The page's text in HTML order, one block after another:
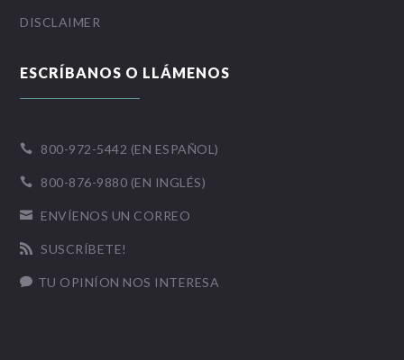
DISCLAIMER
ESCRÍBANOS O LLÁMENOS
 800-972-5442 (EN ESPAÑOL)
 800-876-9880 (EN INGLÉS)
 ENVÍENOS UN CORREO
 SUSCRÍBETE!
 TU OPINÍON NOS INTERESA